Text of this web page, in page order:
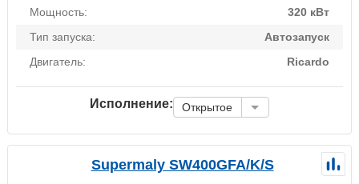
Мощность:
320 кВт
Тип запуска:
Автозапуск
Двигатель:
Ricardo
Исполнение: Открытое
Supermaly SW400GFA/K/S